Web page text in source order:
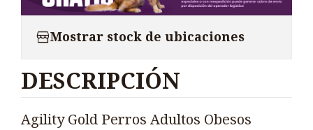
Mostrar stock de ubicaciones
DESCRIPCIÓN
Agility Gold Perros Adultos Obesos